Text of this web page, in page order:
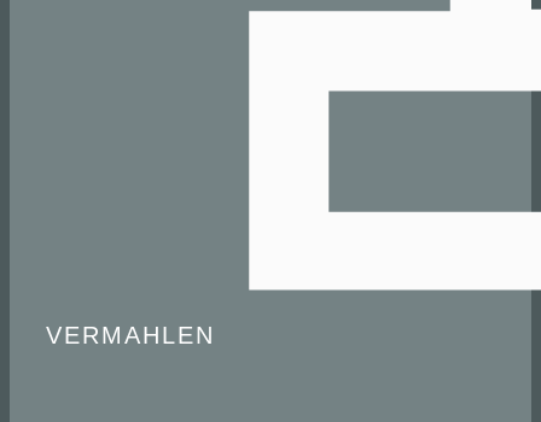
VERMAHLEN